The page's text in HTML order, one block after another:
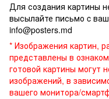
Для создания картины
высылайте письмо c
info@posters.md
* Изображения картин,
представлены в
готовой картины могут
изображений, в
вашего монитора/